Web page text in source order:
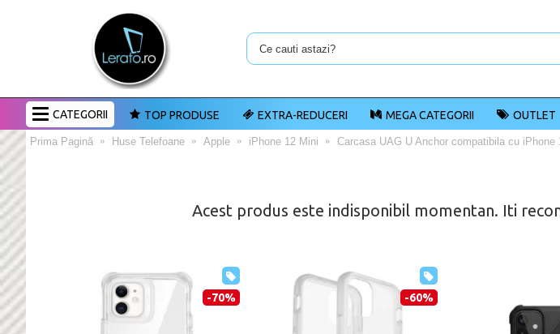
CATEGORII TOP PRODUSE EXTRA-REDUCERI MEGA CATEGORII OUTLET
Prima Pagină Huse Telefoane Apple iPhone 12 Mini Carcasa UAG U Anchor compatibila cu iPhone
Acest produs este indisponibil momentan. Iti
-70% -60%